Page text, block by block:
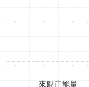
來點正能量